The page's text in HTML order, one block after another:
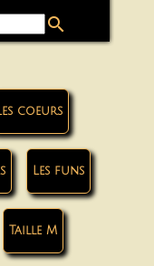
search
coeurs
Les funs
Taille M